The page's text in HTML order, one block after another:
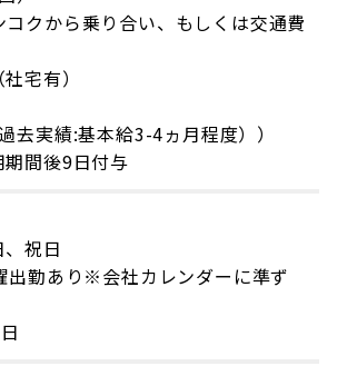
コクから乗り合い、もしくは交通費
宅有）
去実績:基本給3-4ヵ月程度））
期間後9日付与
、祝日
出勤あり※会社カレンダーに準ず